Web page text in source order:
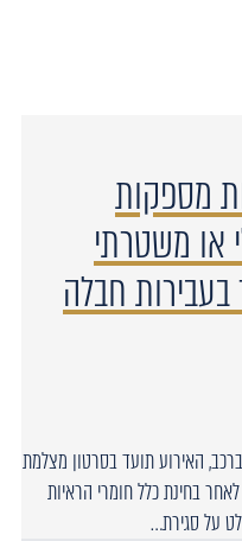
מספקות
או משטרתי
חבלה
האירוע תועד בסרטון מצלמת
בחינת כלל חומרי הראיות
על סגירת…